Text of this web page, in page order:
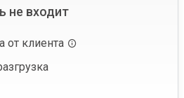
не входит
от клиента